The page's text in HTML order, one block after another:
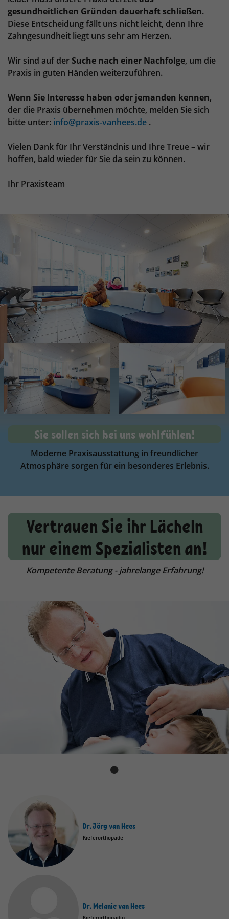
gesundheitlichen Gründen dauerhaft schließen.
Diese Entscheidung fällt uns nicht leicht, denn Ihre
Zahngesundheit liegt uns sehr am Herzen.
Wir sind auf derSuche nach einer Nachfolge, um die
Praxis in guten Händen weiterzuführen.
Wenn Sie Interesse haben oder jemanden kennen,
der die Praxis übernehmen möchte, melden Sie sich
bitte unter: info@praxis-vanhees.de .
Vielen Dank für Ihr Verständnis und Ihre Treue – wir
hoffen, bald wieder für Sie da sein zu können.
Ihr Praxisteam
Sie sollen sich bei uns wohlfühlen!
Moderne Praxisausstattung in freundlicher
Atmosphäre sorgen für ein besonderes Erlebnis.
Vertrauen Sie ihr Lächeln
nur einem Spezialisten an!
Kompetente Beratung - jahrelange Erfahrung!
Dr. Jörg van Hees
Kieferorthopäde
Dr. Melanie van Hees
Kieferorthopädin
Anbieter TYPO3
Laufzeit 1 Jahr
Einstellungen.